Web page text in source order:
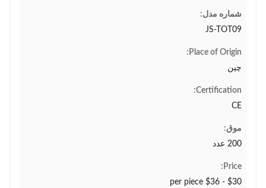
شماره مدل:
JS-TOT09
Place of Origin:
چین
Certification:
CE
موق:
200 عدد
Price:
$30 - $36 per piece